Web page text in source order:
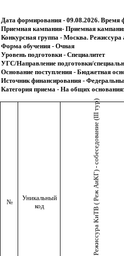
Дата формирования - 09.08.2026. Время
Приемная кампания- Приемная
Конкурсная группа - Москва.
Форма обучения - Очная
Уровень подготовки - Специалитет
УГС/Направление подготовки/
Основание поступления - Бюджетная
Источник финансирования -
Категория приема - На общих
№
Уникальный
код
Режиссура КиТВ ( Реж АиКГ) - собеседование (III тур)